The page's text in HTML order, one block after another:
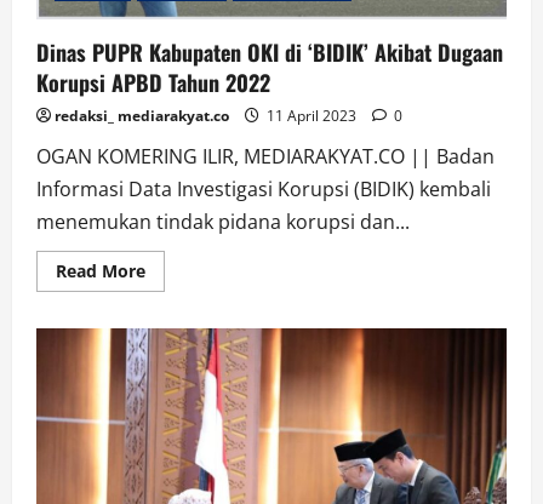
Dinas PUPR Kabupaten OKI di ‘BIDIK’ Akibat Dugaan
Korupsi APBD Tahun 2022
redaksi_ mediarakyat.co 11 April 2023 0
OGAN KOMERING ILIR, MEDIARAKYAT.CO || Badan
Informasi Data Investigasi Korupsi (BIDIK) kembali
menemukan tindak pidana korupsi dan...
Read MoreRead
more
PUPR
Kabupaten
OKI
di
‘BIDIK’
Akibat
Dugaan
Korupsi
APBD
Tahun